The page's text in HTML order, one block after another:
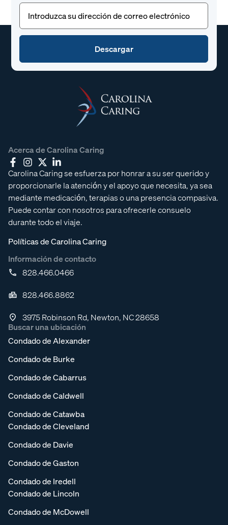
Correo
electrónico(Obligatorio)
Acerca de Carolina Caring
Carolina Caring se esfuerza por honrar a su ser querido y
proporcionarle la atención y el apoyo que necesita, ya sea
mediante medicación, terapias o una presencia compasiva.
Puede contar con nosotros para ofrecerle consuelo
durante todo el viaje.
Políticas de Carolina Caring
Información de contacto
828.466.0466
828.466.8862
3975 Robinson Rd, Newton, NC 28658
Buscar una ubicación
Condado de Alexander
Condado de Burke
Condado de Cabarrus
Condado de Caldwell
Condado de Catawba
Condado de Cleveland
Condado de Davie
Condado de Gaston
Condado de Iredell
Condado de Lincoln
Condado de McDowell